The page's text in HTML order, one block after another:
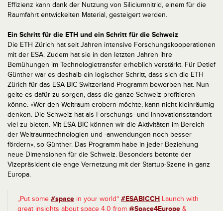
Effizienz kann dank der Nutzung von Siliciumnitrid, einem für die
Raumfahrt entwickelten Material, gesteigert werden.
Ein Schritt für die ETH und ein Schritt für die Schweiz
Die ETH Zürich hat seit Jahren intensive Forschungskooperationen
mit der ESA. Zudem hat sie in den letzten Jahren ihre
Bemühungen im Technologietransfer erheblich verstärkt. Für Detlef
Günther war es deshalb ein logischer Schritt, dass sich die ETH
Zürich für das ESA BIC Switzerland Programm beworben hat. Nun
gelte es dafür zu sorgen, dass die ganze Schweiz profitieren
könne: «Wer den Weltraum erobern möchte, kann nicht kleinräumig
denken. Die Schweiz hat als Forschungs- und Innovationsstandort
viel zu bieten. Mit ESA BIC können wir die Aktivitäten im Bereich
der Weltraumtechnologien und -anwendungen noch besser
fördern», so Günther. Das Programm habe in jeder Beziehung
neue Dimensionen für die Schweiz. Besonders betonte der
Vizepräsident die enge Vernetzung mit der Startup-Szene in ganz
Europa.
„Put some #space in your world“ #ESABICCH Launch with
great insights about space 4.0 from @Space4Europe &